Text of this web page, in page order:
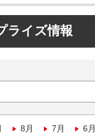
ライズ情報
8月 7月 6月